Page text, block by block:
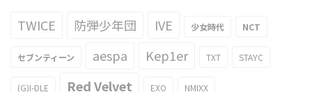
TWICE 防弾少年団 IVE 少女時代 NCT
セブンティーン aespa Kep1er TXT STAYC
(G)I-DLE Red Velvet EXO NMIXX